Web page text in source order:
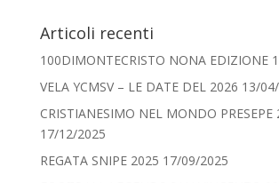
Articoli recenti
100DIMONTECRISTO NONA EDIZIONE
VELA YCMSV – LE DATE DEL 2026 13/
CRISTIANESIMO NEL MONDO PRESEPE
17/12/2025
REGATA SNIPE 2025 17/09/2025